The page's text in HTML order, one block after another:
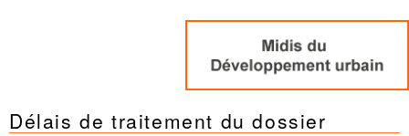
Délais de traitement du dossier